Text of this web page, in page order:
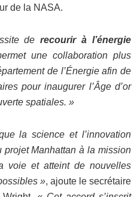
de la NASA.
de recourir à l’énergie
une collaboration plus
de l’Énergie afin de
pour inaugurer l’Âge d’or
spatiales. »
la science et l’innovation
Manhattan à la mission
voie et atteint de nouvelles
», ajoute le secrétaire